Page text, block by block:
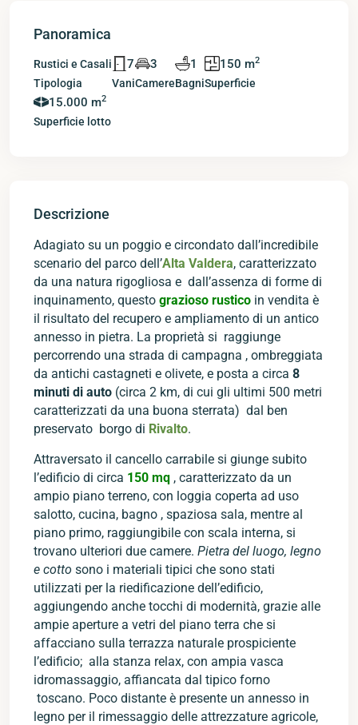
Panoramica
Rustici e Casali
Tipologia
7
Vani
3
Camere
1
Bagni
150 m2
Superficie
15.000 m2
Superficie lotto
Descrizione
Adagiato su un poggio e circondato dall’incredibile
scenario del parco dell’Alta Valdera, caratterizzato
da una natura rigogliosa e dall’assenza di forme di
inquinamento, questo grazioso rustico in vendita è
il risultato del recupero e ampliamento di un antico
annesso in pietra. La proprietà si raggiunge
percorrendo una strada di campagna , ombreggiata
da antichi castagneti e olivete, e posta a circa 8
minuti di auto (circa 2 km, di cui gli ultimi 500 metri
caratterizzati da una buona sterrata) dal ben
preservato borgo di Rivalto.
Attraversato il cancello carrabile si giunge subito
l’edificio di circa 150 mq , caratterizzato da un
ampio piano terreno, con loggia coperta ad uso
salotto, cucina, bagno , spaziosa sala, mentre al
piano primo, raggiungibile con scala interna, si
trovano ulteriori due camere. Pietra del luogo, legno
e cotto sono i materiali tipici che sono stati
utilizzati per la riedificazione dell’edificio,
aggiungendo anche tocchi di modernità, grazie alle
ampie aperture a vetri del piano terra che si
affacciano sulla terrazza naturale prospiciente
l’edificio; alla stanza relax, con ampia vasca
idromassaggio, affiancata dal tipico forno
toscano. Poco distante è presente un annesso in
legno per il rimessaggio delle attrezzature agricole,